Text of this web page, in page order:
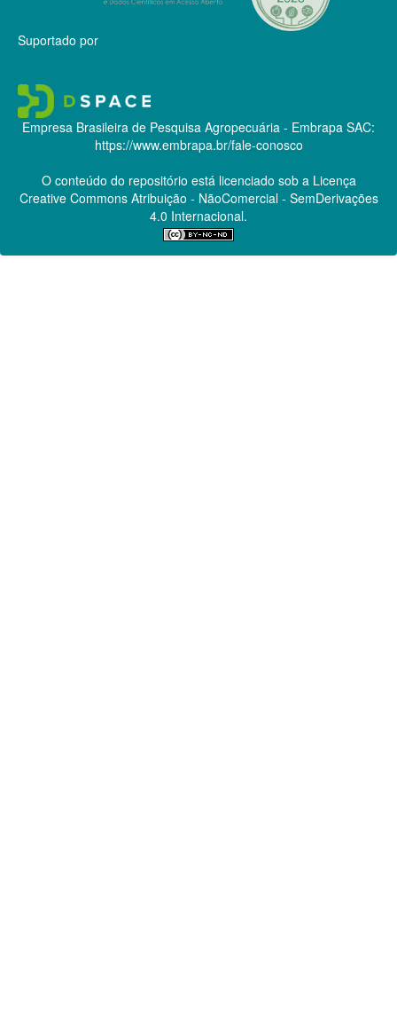
Suportado por
Empresa Brasileira de Pesquisa Agropecuária - Embrapa SAC:
https://www.embrapa.br/fale-conosco
O conteúdo do repositório está licenciado sob a Licença
Creative CommonsAtribuição - NãoComercial - SemDerivações
4.0 Internacional.